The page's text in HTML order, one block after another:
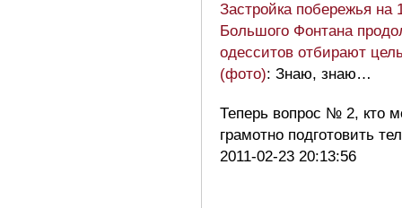
Застройка побережья на
Большого Фонтана
одесситов отбирают
(фото): Знаю, знаю…
Теперь вопрос № 2, кто
грамотно подготовить
2011-02-23 20:13:56